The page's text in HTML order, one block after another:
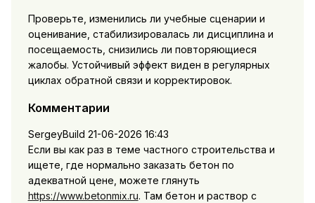
Проверьте, изменились ли учебные сценарии и
оценивание, стабилизировалась ли дисциплина и
посещаемость, снизились ли повторяющиеся
жалобы. Устойчивый эффект виден в регулярных
циклах обратной связи и корректировок.
Комментарии
SergeyBuild 21-06-2026 16:43
Если вы как раз в теме частного строительства и
ищете, где нормально заказать бетон по
адекватной цене, можете глянуть
https://www.betonmix.ru. Там бетон и раствор с